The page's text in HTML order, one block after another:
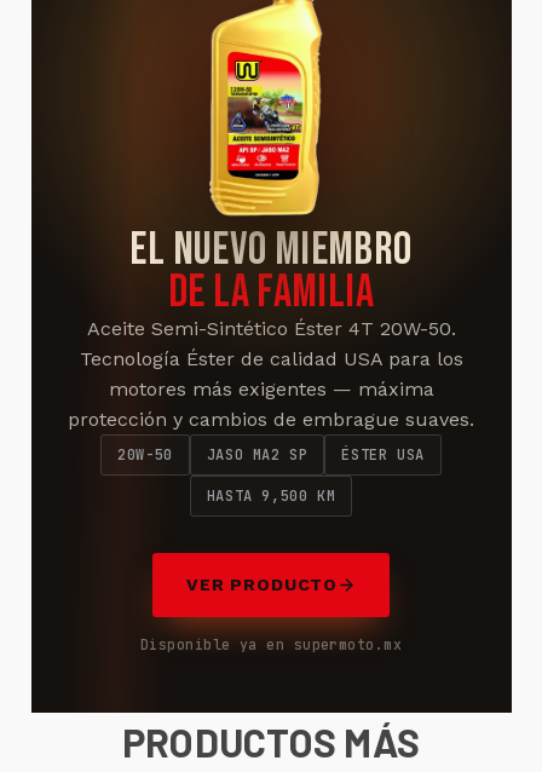
EL NUEVO MIEMBRO
DE LA FAMILIA
Aceite Semi-Sintético Éster 4T 20W-50.
Tecnología Éster de calidad USA para los
motores más exigentes — máxima
protección y cambios de embrague suaves.
20W-50 JASO MA2 SP ÉSTER USA
HASTA 9,500 KM
VER PRODUCTO
Disponible ya en supermoto.mx
PRODUCTOS MÁS